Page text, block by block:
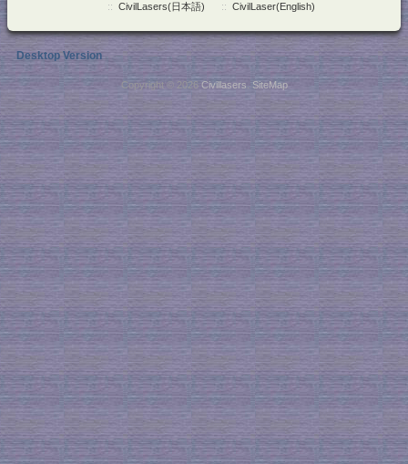
:: CivilLasers(日本語) :: CivilLaser(English)
Desktop Version
Copyright © 2026 Civillasers SiteMap